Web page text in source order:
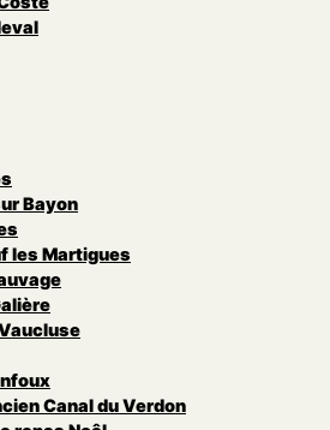
Bayon
les Martigues
Canal du Verdon